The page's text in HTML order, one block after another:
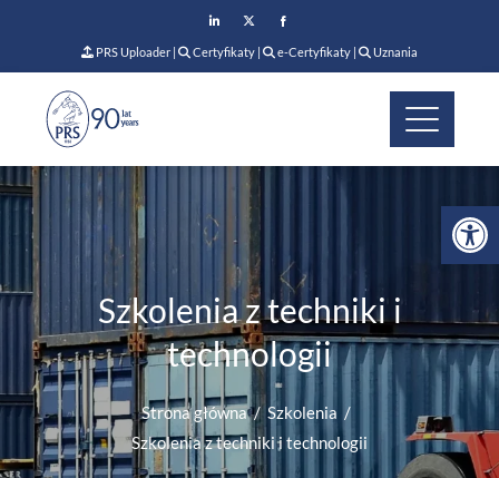
PRS Uploader | Certyfikaty | e-Certyfikaty | Uznania
Szkolenia z techniki i
technologii
Strona główna
Szkolenia
Szkolenia z techniki i technologii